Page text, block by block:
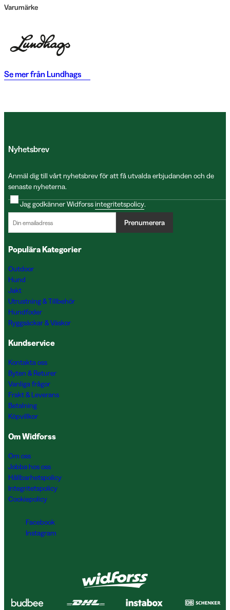
Varumärke
Se mer från Lundhags
Nyhetsbrev
Anmäl dig till vårt nyhetsbrev för att få utvalda erbjudanden och de
senaste nyheterna.
Jag godkänner Widforssintegritetspolicy.
Prenumerera
Populära Kategorier
Outdoor
Hund
Jakt
Utrustning & Tillbehör
Hundfoder
Ryggsäckar & Väskor
Kundservice
Kontakta oss
Byten & Returer
Vanliga frågor
Frakt & Leverans
Betalning
Köpvillkor
Om Widforss
Om oss
Jobba hos oss
Hållbarhetspolicy
Integritetspolicy
Cookiepolicy
Facebook
Instagram